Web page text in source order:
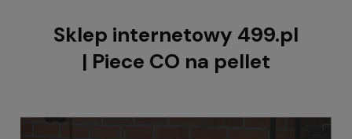
Sklep internetowy 499.pl
| Piece CO na pellet